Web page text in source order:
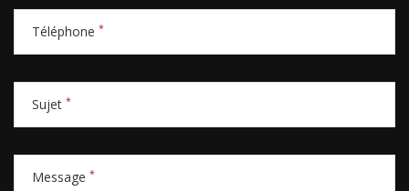
Téléphone *
Sujet *
Message *